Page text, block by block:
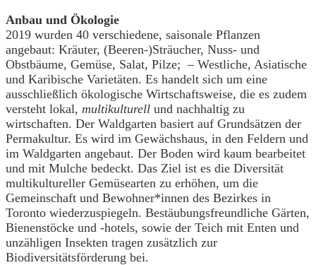
Anbau und Ökologie
2019 wurden 40 verschiedene, saisonale Pflanzen
angebaut: Kräuter, (Beeren-)Sträucher, Nuss- und
Obstbäume, Gemüse, Salat, Pilze; – Westliche, Asiatische
und Karibische Varietäten. Es handelt sich um eine
ausschließlich ökologische Wirtschaftsweise, die es zudem
versteht lokal, multikulturell und nachhaltig zu
wirtschaften. Der Waldgarten basiert auf Grundsätzen der
Permakultur. Es wird im Gewächshaus, in den Feldern und
im Waldgarten angebaut. Der Boden wird kaum bearbeitet
und mit Mulche bedeckt. Das Ziel ist es die Diversität
multikultureller Gemüsearten zu erhöhen, um die
Gemeinschaft und Bewohner*innen des Bezirkes in
Toronto wiederzuspiegeln. Bestäubungsfreundliche Gärten,
Bienenstöcke und -hotels, sowie der Teich mit Enten und
unzähligen Insekten tragen zusätzlich zur
Biodiversitätsförderung bei.